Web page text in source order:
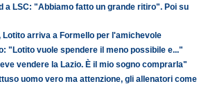
a LSC: "Abbiamo fatto un grande ritiro". Poi su
Lotito arriva a Formello per l'amichevole
"Lotito vuole spendere il meno possibile e..."
vendere la Lazio. È il mio sogno comprarla"
uomo vero ma attenzione, gli allenatori come